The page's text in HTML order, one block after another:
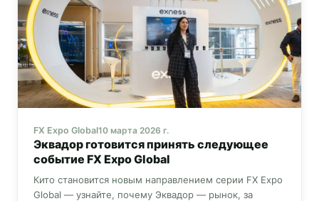
FX Expo Global10 марта 2026 г.
Эквадор готовится принять следующее
событиеFX Expo Global
Кито становится новым направлением серии FX Expo
Global — узнайте, почему Эквадор — рынок, за